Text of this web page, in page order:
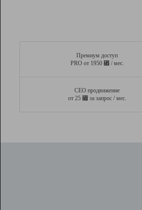
Премиум доступ
PRO от 1950 ⃏ / мес.
СЕО продвижение
от 25 ⃏ за запрос / мес.